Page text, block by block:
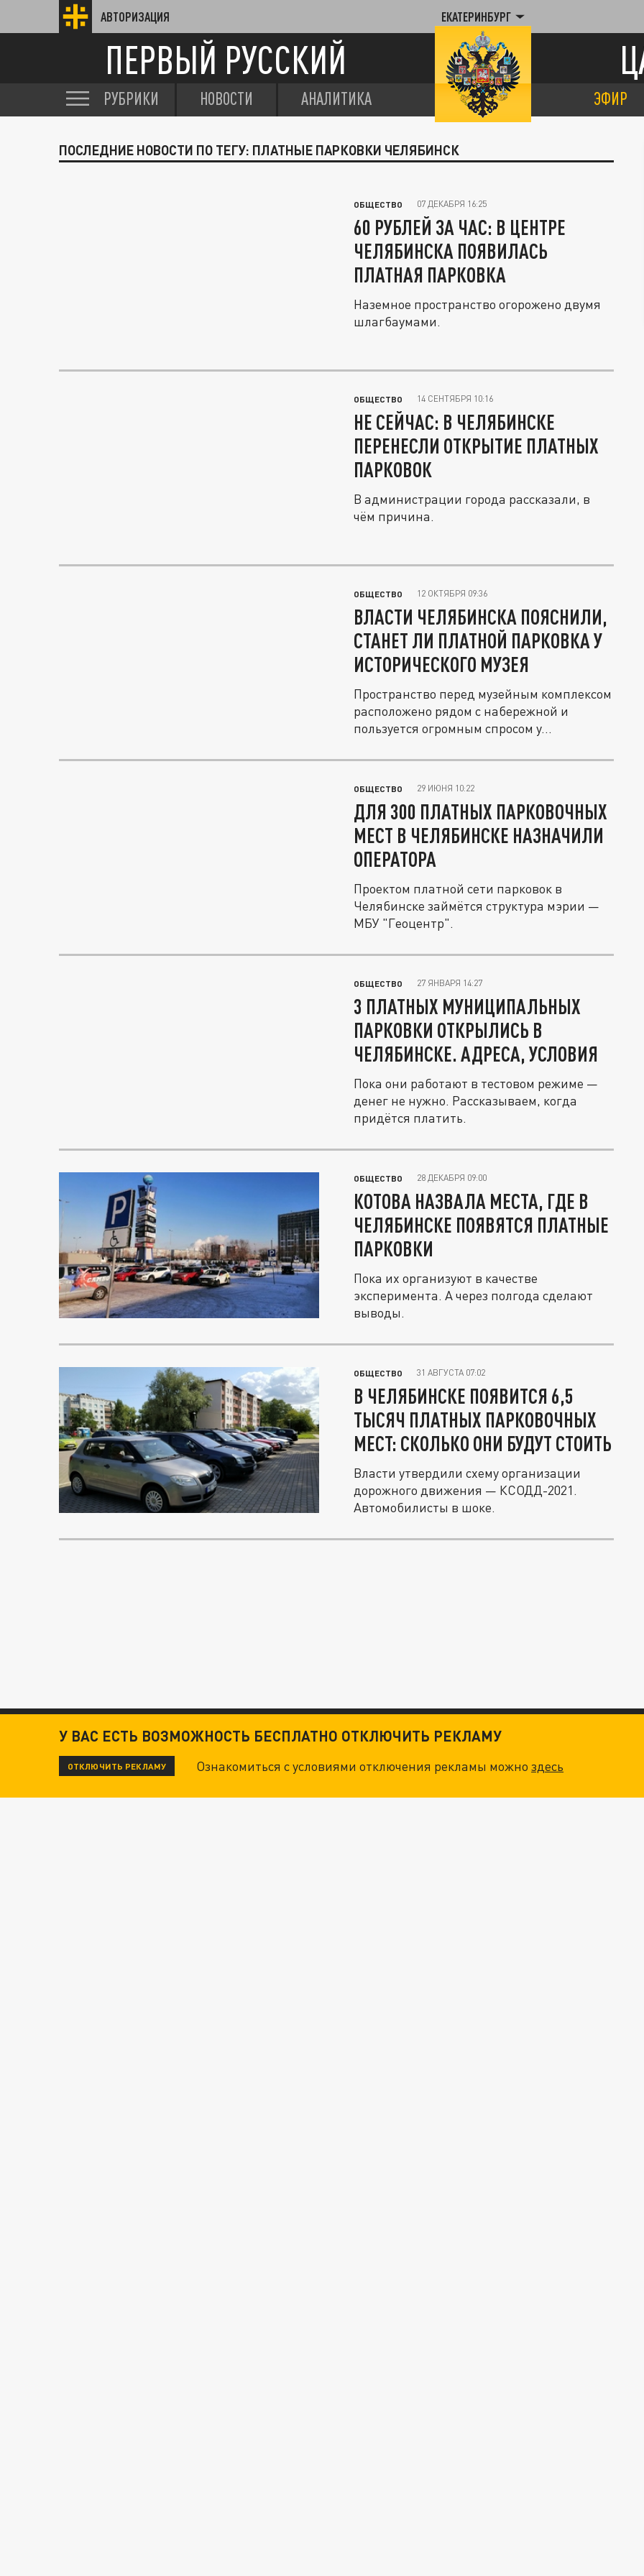
АВТОРИЗАЦИЯ ЕКАТЕРИНБУРГ
ПЕРВЫЙ РУССКИЙ
РУБРИКИ НОВОСТИ АНАЛИТИКА ЭФИР
ПОСЛЕДНИЕ НОВОСТИ ПО ТЕГУ: ПЛАТНЫЕ ПАРКОВКИ ЧЕЛЯБИНСК
ОБЩЕСТВО 07 ДЕКАБРЯ 16:25
60 РУБЛЕЙ ЗА ЧАС: В ЦЕНТРЕ
ЧЕЛЯБИНСКА ПОЯВИЛАСЬ
ПЛАТНАЯ ПАРКОВКА
Наземное пространство огорожено двумя
шлагбаумами.
ОБЩЕСТВО 14 СЕНТЯБРЯ 10:16
НЕ СЕЙЧАС: В ЧЕЛЯБИНСКЕ
ПЕРЕНЕСЛИ ОТКРЫТИЕ ПЛАТНЫХ
ПАРКОВОК
В администрации города рассказали, в
чём причина.
ОБЩЕСТВО 12 ОКТЯБРЯ 09:36
ВЛАСТИ ЧЕЛЯБИНСКА ПОЯСНИЛИ,
СТАНЕТ ЛИ ПЛАТНОЙ ПАРКОВКА У
ИСТОРИЧЕСКОГО МУЗЕЯ
Пространство перед музейным комплексом
расположено рядом с набережной и
пользуется огромным спросом у...
ОБЩЕСТВО 29 ИЮНЯ 10:22
ДЛЯ 300 ПЛАТНЫХ ПАРКОВОЧНЫХ
МЕСТ В ЧЕЛЯБИНСКЕ НАЗНАЧИЛИ
ОПЕРАТОРА
Проектом платной сети парковок в
Челябинске займётся структура мэрии —
МБУ "Геоцентр".
ОБЩЕСТВО 27 ЯНВАРЯ 14:27
3 ПЛАТНЫХ МУНИЦИПАЛЬНЫХ
ПАРКОВКИ ОТКРЫЛИСЬ В
ЧЕЛЯБИНСКЕ. АДРЕСА, УСЛОВИЯ
Пока они работают в тестовом режиме —
денег не нужно. Рассказываем, когда
придётся платить.
ОБЩЕСТВО 28 ДЕКАБРЯ 09:00
КОТОВА НАЗВАЛА МЕСТА, ГДЕ В
ЧЕЛЯБИНСКЕ ПОЯВЯТСЯ ПЛАТНЫЕ
ПАРКОВКИ
Пока их организуют в качестве
эксперимента. А через полгода сделают
выводы.
ОБЩЕСТВО 31 АВГУСТА 07:02
В ЧЕЛЯБИНСКЕ ПОЯВИТСЯ 6,5
ТЫСЯЧ ПЛАТНЫХ ПАРКОВОЧНЫХ
МЕСТ: СКОЛЬКО ОНИ БУДУТ СТОИТЬ
Власти утвердили схему организации
дорожного движения — КСОДД-2021.
Автомобилисты в шоке.
У ВАС ЕСТЬ ВОЗМОЖНОСТЬ БЕСПЛАТНО ОТКЛЮЧИТЬ РЕКЛАМУ
ОТКЛЮЧИТЬ РЕКЛАМУ Ознакомиться с условиями отключения рекламы можноздесь